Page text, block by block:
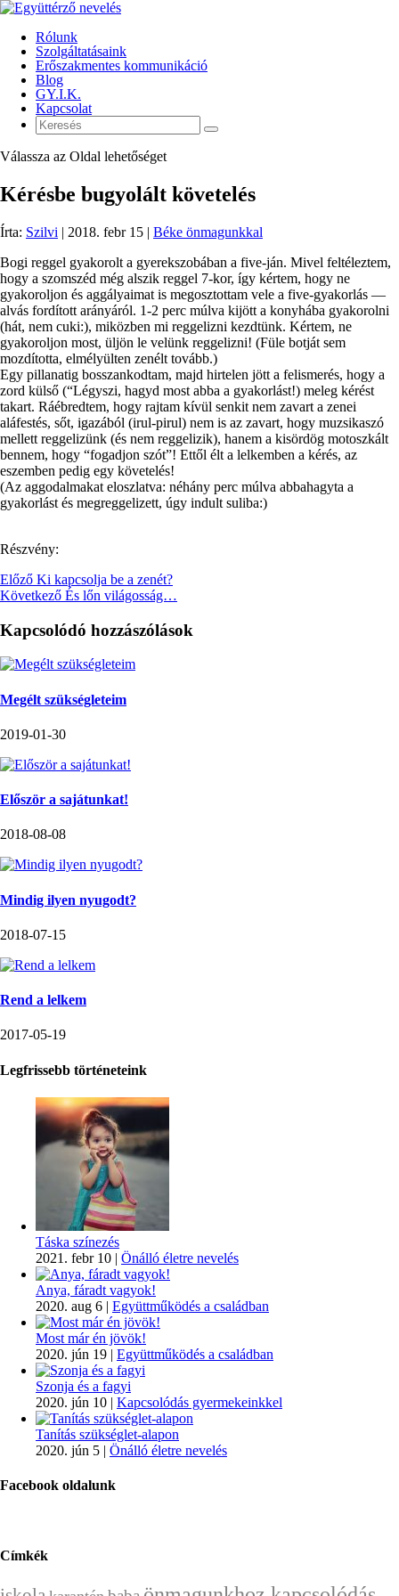
Rólunk
Szolgáltatásaink
Erőszakmentes kommunikáció
Blog
GY.I.K.
Kapcsolat
Válassza az Oldal lehetőséget
Kérésbe bugyolált követelés
Írta: Szilvi | 2018. febr 15 | Béke önmagunkkal
Bogi reggel gyakorolt a gyerekszobában a five-ján. Mivel feltéleztem,
hogy a szomszéd még alszik reggel 7-kor, így kértem, hogy ne
gyakoroljon és aggályaimat is megosztottam vele a five-gyakorlás —
alvás fordított arányáról. 1-2 perc múlva kijött a konyhába gyakorolni
(hát, nem cuki:), miközben mi reggelizni kezdtünk. Kértem, ne
gyakoroljon most, üljön le velünk reggelizni! (Füle botját sem
mozdította, elmélyülten zenélt tovább.)
Egy pillanatig bosszankodtam, majd hirtelen jött a felismerés, hogy a
zord külső (“Légyszi, hagyd most abba a gyakorlást!) meleg kérést
takart. Ráébredtem, hogy rajtam kívül senkit nem zavart a zenei
aláfestés, sőt, igazából (irul-pirul) nem is az zavart, hogy muzsikaszó
mellett reggelizünk (és nem reggelizik), hanem a kisördög motoszkált
bennem, hogy “fogadjon szót”! Ettől élt a lelkemben a kérés, az
eszemben pedig egy követelés!
(Az aggodalmakat eloszlatva: néhány perc múlva abbahagyta a
gyakorlást és megreggelizett, úgy indult suliba:)
Részvény:
Előző Ki kapcsolja be a zenét?
Következő És lőn világosság…
Kapcsolódó hozzászólások
Megélt szükségleteim
2019-01-30
Először a sajátunkat!
2018-08-08
Mindig ilyen nyugodt?
2018-07-15
Rend a lelkem
2017-05-19
Legfrissebb történeteink
Táska színezés
2021. febr 10 | Önálló életre nevelés
Anya, fáradt vagyok!
2020. aug 6 | Együttműködés a családban
Most már én jövök!
2020. jún 19 | Együttműködés a családban
Szonja és a fagyi
2020. jún 10 | Kapcsolódás gyermekeinkkel
Tanítás szükséglet-alapon
2020. jún 5 | Önálló életre nevelés
Facebook oldalunk
Címkék